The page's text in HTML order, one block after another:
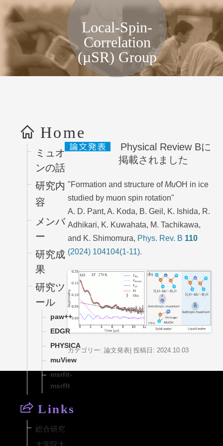
コンテンツへス
キップ
局所スピン相関物性グループ, KEK
Local-Spin-
Correlation
(µSR) Group
Physical Review Bに
掲載されました
"Formation and structure ofMuOH in ice
studied by muon spin rotation"
A. D. Pant, A. Koda, B. Geil, K. Ishida, R.
Adhikari, K. Kuwahata, M. Tachikawa,
and K. Shimomura, Phys. Rev. B 110
(2024) 104104(1-11).
カテゴリー: 論文発表| 投稿日: 2024 .10.03
Home
ミュオ
ンの話
研究内
容
メンバ
ー
研究成
果
研究ツ
ール
paw++
EDGR
PHYSICA
muView
msrfit-
msrfft
Links
総合研究
大学院大